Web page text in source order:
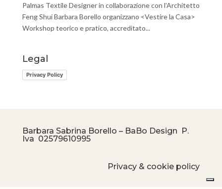
Palmas Textile Designer in collaborazione con l’Architetto
Feng Shui Barbara Borello organizzano <Vestire la Casa>
Workshop teorico e pratico, accreditato...
Legal
Privacy Policy
Barbara Sabrina Borello – BaBo Design P.
Iva 02579610995
Privacy & cookie policy